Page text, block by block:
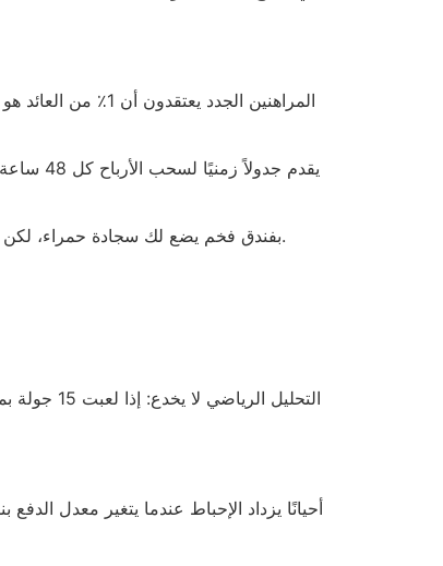
أحيانًا تُقارن “الـ VIP” بفندق فخم يضع لك سجادة حمراء، لكن في الواقع هو مجرد “غرفة اقتصادية” مع صبغة ذهبية خافتة؛ لا يتوقع أحد أن تجد مشروباً مجانيًا في الفاتورة.